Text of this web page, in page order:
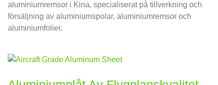
aluminiumremsor i Kina, specialiserat på tillverkning och
försäljning av aluminiumspolar, aluminiumremsor och
aluminiumfolier.